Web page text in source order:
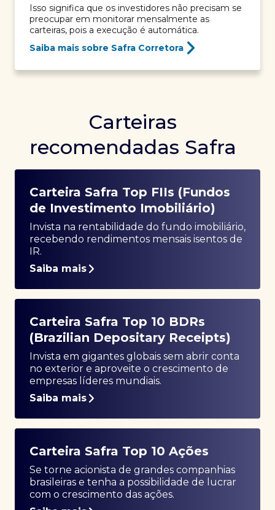
Isso significa que os investidores não precisam se
preocupar em monitorar mensalmente as
carteiras, pois a execução é automática.
Saiba mais sobre Safra Corretora
Carteiras
recomendadas Safra
Carteira Safra Top FIIs (Fundos
de Investimento Imobiliário)
Invista na rentabilidade do fundo imobiliário,
recebendo rendimentos mensais isentos de
IR.
Saiba mais
Carteira Safra Top 10 BDRs
(Brazilian Depositary Receipts)
Invista em gigantes globais sem abrir conta
no exterior e aproveite o crescimento de
empresas líderes mundiais.
Saiba mais
Carteira Safra Top 10 Ações
Se torne acionista de grandes companhias
brasileiras e tenha a possibilidade de lucrar
com o crescimento das ações.